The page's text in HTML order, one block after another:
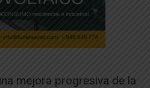
mejora progresiva de la